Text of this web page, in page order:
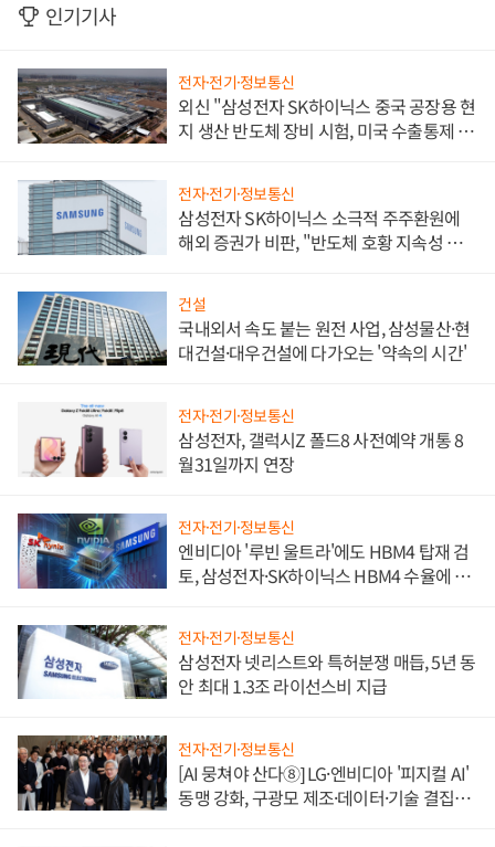
인기기사
전자·전기·정보통신
외신 "삼성전자 SK하이닉스 중국 공장용 현
지 생산 반도체 장비 시험, 미국 수출통제 대
전자·전기·정보통신
삼성전자 SK하이닉스 소극적 주주환원에
해외 증권가 비판, "반도체 호황 지속성 의
건설
국내외서 속도 붙는 원전 사업, 삼성물산·현
대건설·대우건설에 다가오는 '약속의 시간'
전자·전기·정보통신
삼성전자, 갤럭시Z 폴드8 사전예약 개통 8
월31일까지 연장
전자·전기·정보통신
엔비디아 '루빈 울트라'에도 HBM4 탑재 검
토, 삼성전자·SK하이닉스 HBM4 수율에 주
전자·전기·정보통신
삼성전자 넷리스트와 특허분쟁 매듭, 5년 동
안 최대 1.3조 라이선스비 지급
전자·전기·정보통신
[AI 뭉쳐야 산다⑧] LG·엔비디아 '피지컬 AI'
동맹 강화, 구광모 제조·데이터·기술 결집